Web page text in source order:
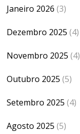
Janeiro 2026 (3)
Dezembro 2025 (4)
Novembro 2025 (4)
Outubro 2025 (5)
Setembro 2025 (4)
Agosto 2025 (5)